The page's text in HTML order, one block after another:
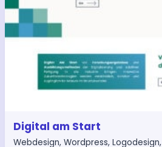
Digital am Start
Webdesign, Wordpress, Logodesign,